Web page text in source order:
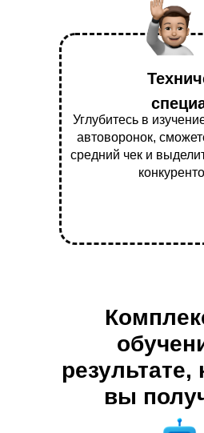
Углубитесь в
автоворонок,
средний чек и
результате,
вы